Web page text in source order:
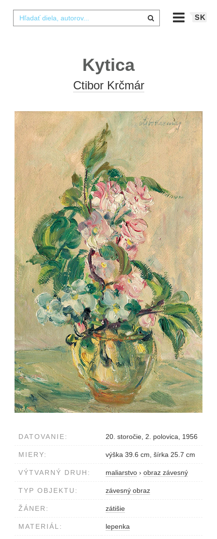
SK
Kytica
Ctibor Krčmár
DATOVANIE: 20. storočie, 2. polovica, 1956
MIERY: výška 39.6 cm, šírka 25.7 cm
VÝTVARNÝ DRUH: maliarstvo › obraz závesný
TYP OBJEKTU: závesný obraz
ŽÁNER: zátišie
MATERIÁL: lepenka